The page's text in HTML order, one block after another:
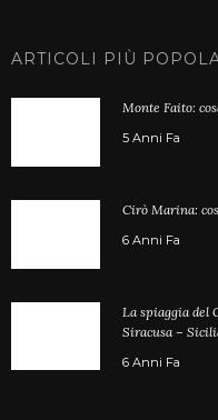
ARTICOLI PIÙ
Monte Faito:
5 Anni Fa
Cirò Marina:
6 Anni Fa
La spiaggia del
Siracusa –
6 Anni Fa